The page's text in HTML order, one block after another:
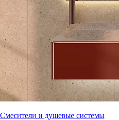
Смесители и душевые системы